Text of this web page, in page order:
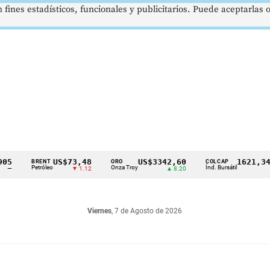
BRENT
Petróleo
US$73,48
▼ 1.12
ORO
Onza Troy
US$3342,60
▲ 8.20
COLCAP
Índ. Bursátil
1621,34 pts
Viernes, 7 de Agosto de 2026
estadísticos, funcionales y publicitarios. Puede aceptarlas